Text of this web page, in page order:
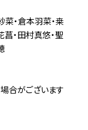
・倉本羽菜・桒
・田村真悠・聖
合がございます